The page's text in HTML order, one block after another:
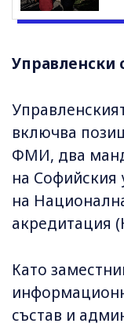
Управленски
включва
ФМИ, два
на Софийския
на
акредитация
Като
състав и